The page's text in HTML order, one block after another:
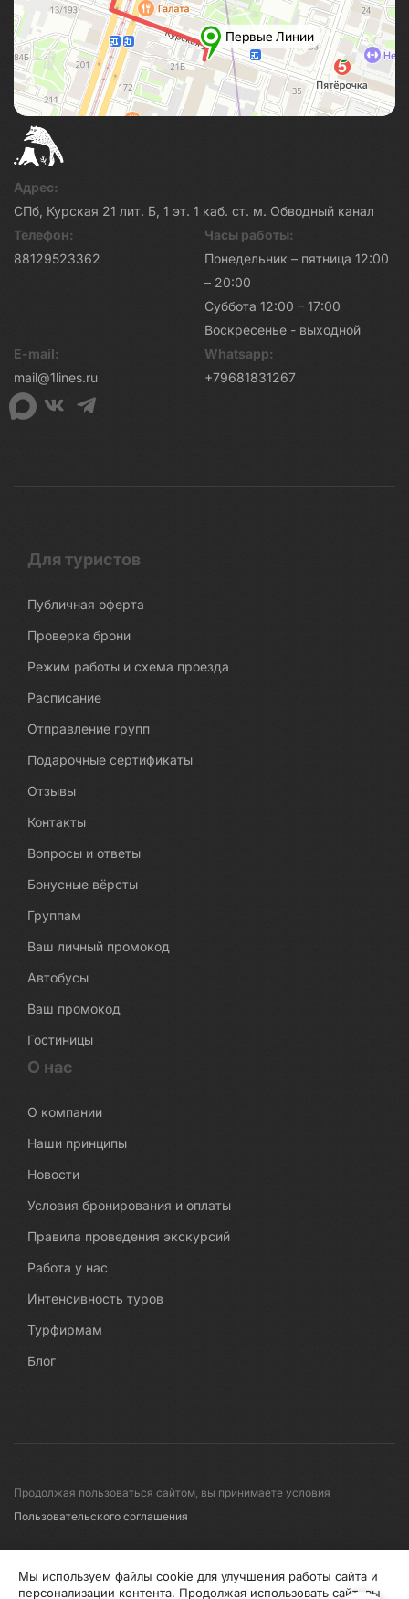
Адрес:
СПб, Курская 21 лит. Б, 1 эт. 1 каб. ст. м. Обводный канал
Телефон:
88129523362
Часы работы:
Понедельник – пятница 12:00
– 20:00
Суббота 12:00 – 17:00
Воскресенье - выходной
E-mail:
mail@1lines.ru
Whatsapp:
+79681831267
Для туристов
Публичная оферта
Проверка брони
Режим работы и схема проезда
Расписание
Отправление групп
Подарочные сертификаты
Отзывы
Контакты
Вопросы и ответы
Бонусные вёрсты
Группам
Ваш личный промокод
Автобусы
Ваш промокод
Гостиницы
О нас
О компании
Наши принципы
Новости
Условия бронирования и оплаты
Правила проведения экскурсий
Работа у нас
Интенсивность туров
Турфирмам
Блог
Продолжая пользоваться сайтом, вы принимаете условия
Пользовательского соглашения
© 2008-2026 Первые линии
Мы используем файлы cookie для улучшения работы сайта и
персонализации контента. Продолжая использовать сайт, вы